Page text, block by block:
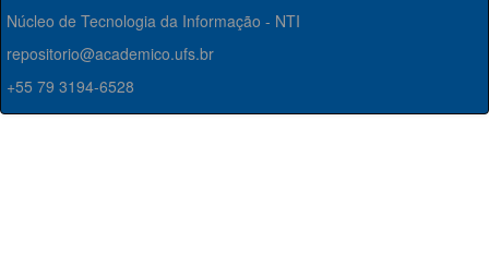
Núcleo de Tecnologia da Informação - NTI
repositorio@academico.ufs.br
+55 79 3194-6528